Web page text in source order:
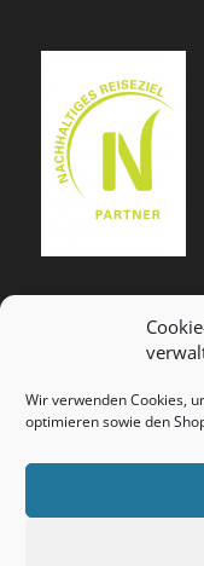
Wir verwenden Cookies,
optimieren sowie den
Impressum
Allgemeine